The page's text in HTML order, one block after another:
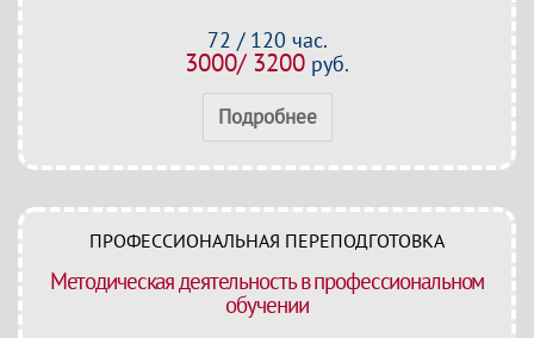
72 / 120 час.
3000/ 3200 руб.
Подробнее
ПРОФЕССИОНАЛЬНАЯ ПЕРЕПОДГОТОВКА
Методическая деятельность в профессиональном
обучении